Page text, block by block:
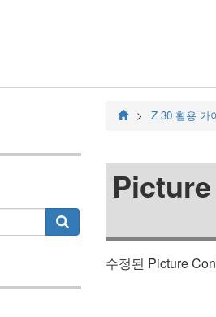
Z 30 활용 가
수정된 Picture